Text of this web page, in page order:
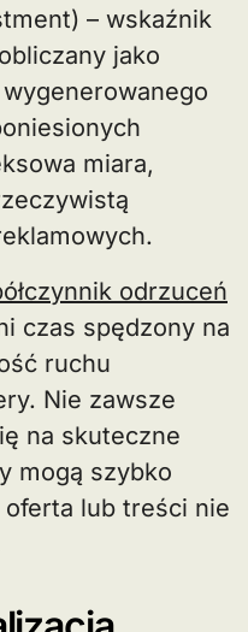
– wskaźnik
jako
miara,
odrzuceń
czas spędzony na
ruchu
Nie zawsze
na skuteczne
mogą szybko
lub treści nie